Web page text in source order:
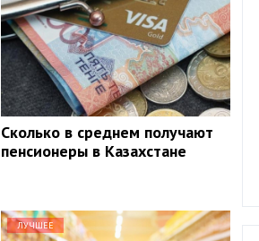
Сколько в среднем получают
пенсионеры в Казахстане
ЛУЧШЕЕ